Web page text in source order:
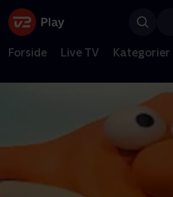
Forside Live TV Kategorier